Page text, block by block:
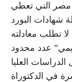
مصر التي تعطي
شهادات البورد
عدد محدود
العليا